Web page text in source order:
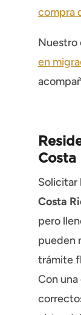
compra
Nuestro
en
Solicitar
Costa
pero
pueden
trámite
Con